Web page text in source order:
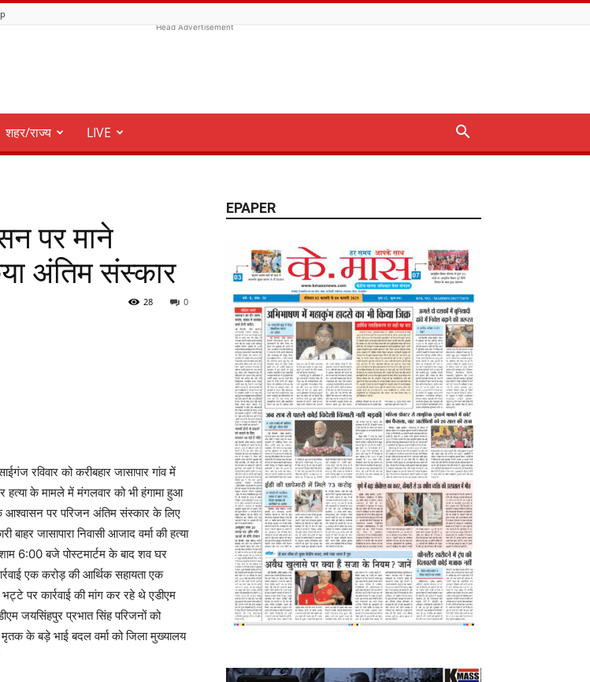
Head Advertisement
शहर/राज्य LIVE
पर माने
अंतिम संस्कार
0
28
रविवार को करीबहार जासापार गांव में
हत्या के मामले में मंगलवार को भी हंगामा हुआ
आश्वासन पर परिजन अंतिम संस्कार के लिए
जासापारा निवासी आजाद वर्मा की हत्या
6:00 बजे पोस्टमार्टम के बाद शव घर
एक करोड़ की आर्थिक सहायता एक
पर कार्रवाई की मांग कर रहे थे एडीएम
जयसिंहपुर प्रभात सिंह परिजनों को
के बड़े भाई बदल वर्मा को जिला मुख्यालय
EPAPER